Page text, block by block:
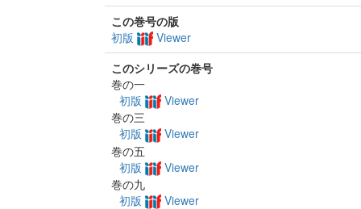
この巻号の版
初版
Viewer
このシリーズの巻号
巻の一
初版
Viewer
巻の三
初版
Viewer
巻の五
初版
Viewer
巻の九
初版
Viewer